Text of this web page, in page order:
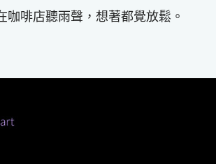
啡店聽雨聲，想著都覺放鬆。